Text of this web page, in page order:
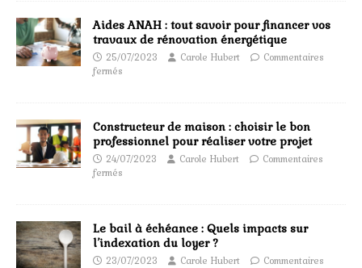
Aides ANAH : tout savoir pour financer vos
travaux de rénovation énergétique
25/07/2023 Carole Hubert
Commentaires
fermés
Constructeur de maison : choisir le bon
professionnel pour réaliser votre projet
24/07/2023 Carole Hubert
Commentaires
fermés
Le bail à échéance : Quels impacts sur
l’indexation du loyer ?
23/07/2023 Carole Hubert
Commentaires